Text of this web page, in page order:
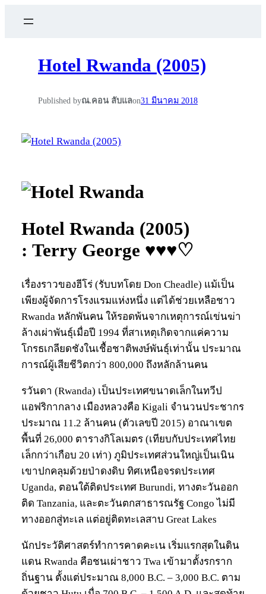
Hotel Rwanda (2005)
Published byณ.คอน ลับแลon31 มีนาคม 2018
Hotel Rwanda (2005)
: Terry George ♥♥♥♡
เรื่องราวของฮีโร่ (รับบทโดย Don Cheadle) แม้เป็น
เพียงผู้จัดการโรงแรมแห่งหนึ่ง แต่ได้ช่วยเหลือชาว
Rwanda หลักพันคน ให้รอดพ้นจากเหตุการณ์เข่นฆ่า
ล้างเผ่าพันธุ์เมื่อปี 1994 ที่สาเหตุเกิดจากแค่ความ
โกรธเกลียดชังในเชื้อชาติพงษ์พันธุ์เท่านั้น ประมาณ
การณ์ผู้เสียชีวิตกว่า 800,000 ถึงหลักล้านคน
รวันดา (Rwanda) เป็นประเทศขนาดเล็กในทวีป
แอฟริกากลาง เมืองหลวงคือ Kigali จำนวนประชากร
ประมาณ 11.2 ล้านคน (ตัวเลขปี 2015) อาณาเขต
พื้นที่ 26,000 ตารางกิโลเมตร (เทียบกับประเทศไทย
เล็กกว่าเกือบ 20 เท่า) ภูมิประเทศส่วนใหญ่เป็นเนิน
เขาปกคลุมด้วยป่าดงดิบ ทิศเหนือจรดประเทศ
Uganda, ตอนใต้ติดประเทศ Burundi, ทางตะวันออก
ติด Tanzania, และตะวันตกสาธารณรัฐ Congo ไม่มี
ทางออกสู่ทะเล แต่อยู่ติดทะเลสาบ Great Lakes
นักประวัติศาสตร์ทำการคาดคะเน เริ่มแรกสุดในดิน
แดน Rwanda คือชนเผ่าชาว Twa เข้ามาตั้งรกราก
ถิ่นฐาน ตั้งแต่ประมาณ 8,000 B.C. – 3,000 B.C. ตาม